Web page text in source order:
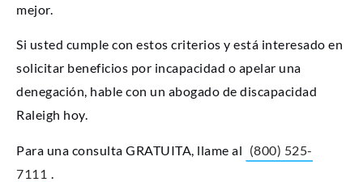
mejor.
Si usted cumple con estos criterios y está interesado en
solicitar beneficios por incapacidad o apelar una
denegación, hable con un abogado de discapacidad
Raleigh hoy.
Para una consulta GRATUITA, llame al (800) 525-
7111